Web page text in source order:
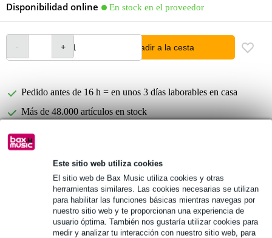
Este sitio web utiliza cookies
El sitio web de Bax Music utiliza cookies y otras
herramientas similares. Las cookies necesarias se utilizan
para habilitar las funciones básicas mientras navegas por
nuestro sitio web y te proporcionan una experiencia de
usuario óptima. También nos gustaría utilizar cookies para
medir y analizar tu interacción con nuestro sitio web, para
Disponibilidad online En stock en el proveedor
añadir a la cesta
Pedido antes de 16 h = en unos 3 días laborables en casa
Más de 48.000 artículos en stock
1.250 marcas líderes
Información del producto
tipo de producto: material de tapicería y espuma
tipo: tablero de espuma
color: negro